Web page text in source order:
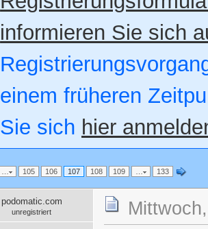
informieren Sie sich
einem früheren
Sie sich hier
… 105 106 107 108 109 … 133
podomatic.com
unregistriert